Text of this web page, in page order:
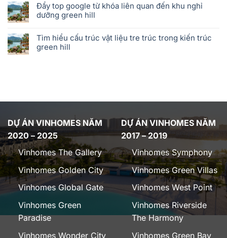
Đẩy top google từ khóa liên quan đến khu nghỉ
dưỡng green hill
Tìm hiểu cấu trúc vật liệu tre trúc trong kiến trúc
green hill
DỰ ÁN VINHOMES NĂM
2020 – 2025
Vinhomes The Gallery
Vinhomes Golden City
Vinhomes Global Gate
Vinhomes Green
Paradise
Vinhomes Wonder City
DỰ ÁN VINHOMES NĂM
2017 – 2019
Vinhomes Symphony
Vinhomes Green Villas
Vinhomes West Point
Vinhomes Riverside
The Harmony
Vinhomes Green Bay